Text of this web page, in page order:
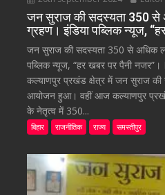
जन सुराज की सदस्यता 350 से
ग्रहण। इंडिया पब्लिक न्यूज,
जन सुराज की सदस्यता 350 से अधिक
पब्लिक न्यूज, “हर खबर पर पैनी
कल्याणपुर प्रखंड क्षेत्र में जन सुराज
आयोजन हुआ। वहीं आज कल्याणपुर प्रखंड
के नेतृत्व में 350...
बिहार राजनीतिक राज्य समस्तीपुर